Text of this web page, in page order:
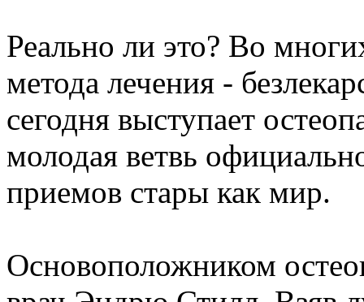
Реально ли это? Во
метода лечения -
сегодня выступает
молодая ветвь
приемов стары как мир.
Основоположником